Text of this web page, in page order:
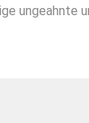
ungeahnte